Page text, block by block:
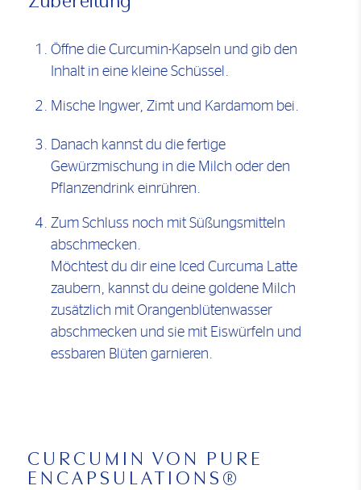
Öffne die Curcumin-Kapseln und gib den
Inhalt in eine kleine Schüssel.
Mische Ingwer, Zimt und Kardamom bei.
Danach kannst du die fertige
Gewürzmischung in die Milch oder den
Pflanzendrink einrühren.
Zum Schluss noch mit Süßungsmitteln
abschmecken.
Möchtest du dir eine Iced Curcuma Latte
zaubern, kannst du deine goldene Milch
zusätzlich mit Orangenblütenwasser
abschmecken und sie mit Eiswürfeln und
essbaren Blüten garnieren.
CURCUMIN VON PURE
ENCAPSULATIONS®